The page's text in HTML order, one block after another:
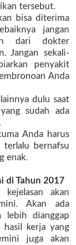
tersebut.
bisa diterima
jangan
dari dokter
Jangan sekali-
penyakit
Anda
dulu saat
sudah ada
Anda harus
terlalu bernafsu
enak.
di Tahun 2017
akan
Akan ada
lebih dianggap
hasil kerja yang
juga akan